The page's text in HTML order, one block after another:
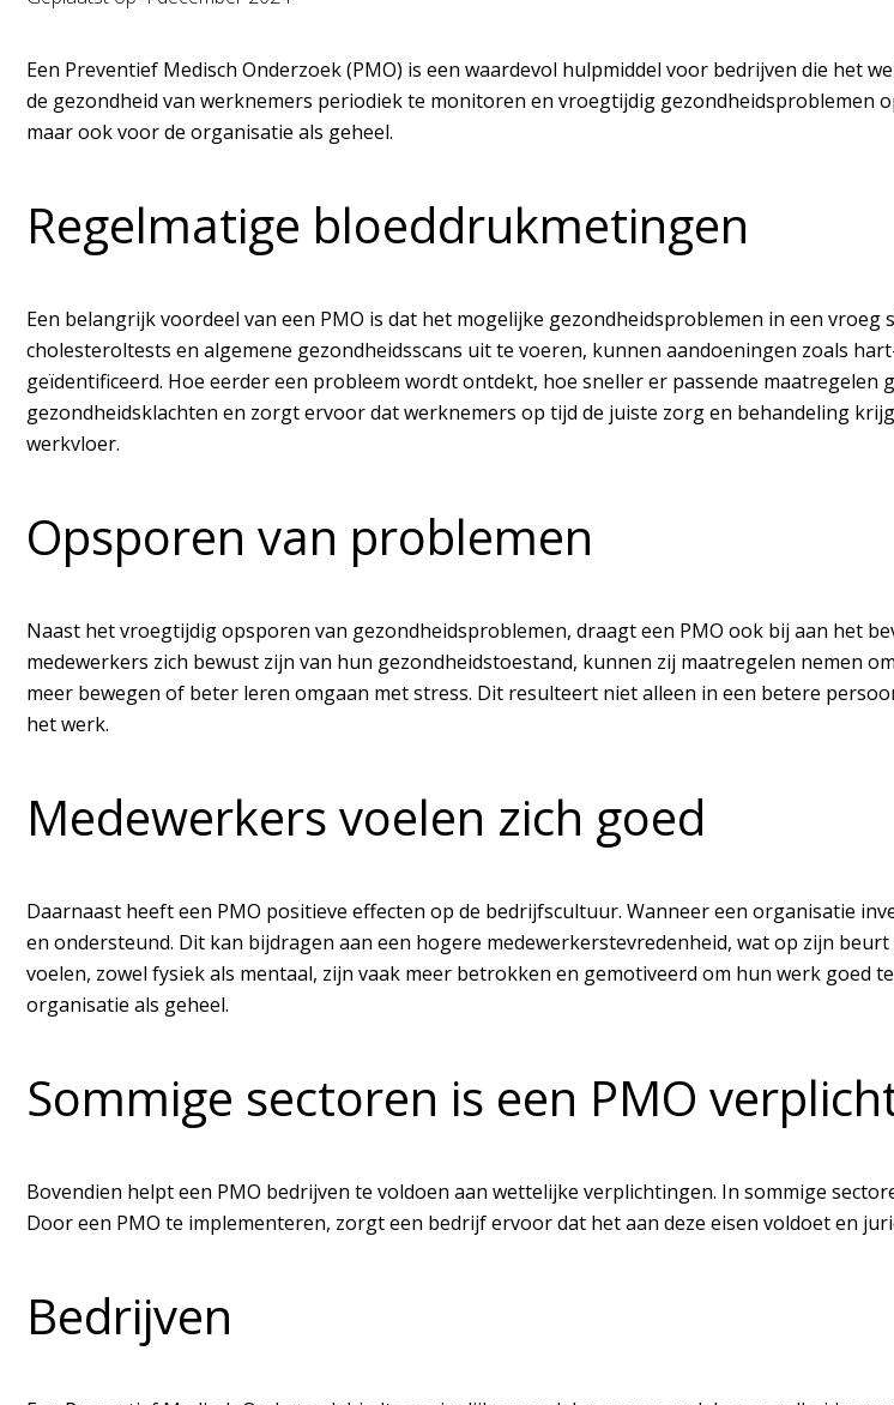
Een Preventief Medisch Onderzoek (PMO) is een waardevol hulpmiddel voor bedrijven die het
de gezondheid van werknemers periodiek te monitoren en vroegtijdig gezondheidsproblemen
maar ook voor de organisatie als geheel.
Regelmatige bloeddrukmetingen
Een belangrijk voordeel van een PMO is dat het mogelijke gezondheidsproblemen in een
cholesteroltests en algemene gezondheidsscans uit te voeren, kunnen aandoeningen zoals
geïdentificeerd. Hoe eerder een probleem wordt ontdekt, hoe sneller er passende
gezondheidsklachten en zorgt ervoor dat werknemers op tijd de juiste zorg en behandeling
werkvloer.
Opsporen van problemen
Naast het vroegtijdig opsporen van gezondheidsproblemen, draagt een PMO ook bij aan het
medewerkers zich bewust zijn van hun gezondheidstoestand, kunnen zij maatregelen nemen
meer bewegen of beter leren omgaan met stress. Dit resulteert niet alleen in een betere
het werk.
Medewerkers voelen zich goed
Daarnaast heeft een PMO positieve effecten op de bedrijfscultuur. Wanneer een organisatie
en ondersteund. Dit kan bijdragen aan een hogere medewerkerstevredenheid, wat op zijn
voelen, zowel fysiek als mentaal, zijn vaak meer betrokken en gemotiveerd om hun werk goed
organisatie als geheel.
Sommige sectoren is een PMO
Bovendien helpt een PMO bedrijven te voldoen aan wettelijke verplichtingen. In sommige
Door een PMO te implementeren, zorgt een bedrijf ervoor dat het aan deze eisen voldoet en
Bedrijven